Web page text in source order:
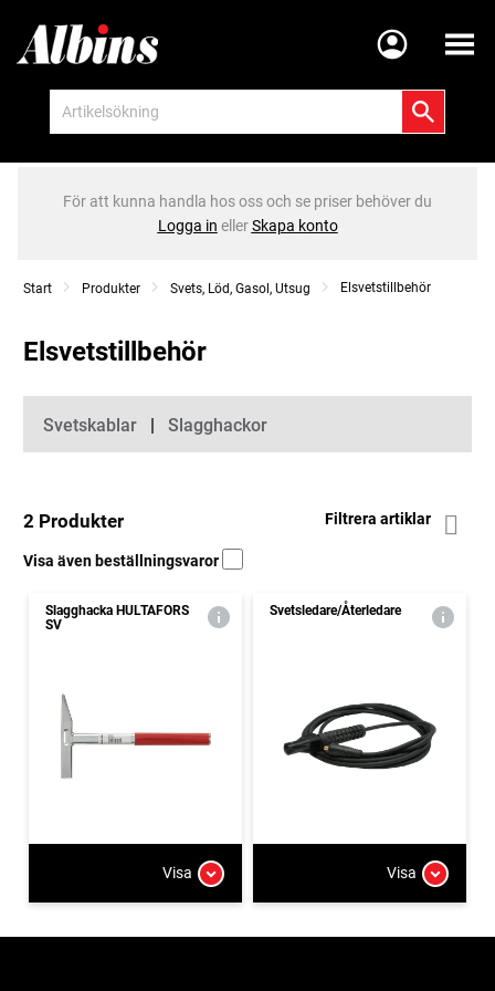
Meny
För att kunna handla hos oss och se priser behöver du
Logga in ellerSkapa konto
Start Produkter Svets, Löd, Gasol, Utsug Elsvetstillbehör
Elsvetstillbehör
Kategorier
Svetskablar Slagghackor
2 Produkter Filtrera artiklar
Visa även beställningsvaror
Slagghacka HULTAFORS
SV
Visa
Svetsledare/Återledare
Visa